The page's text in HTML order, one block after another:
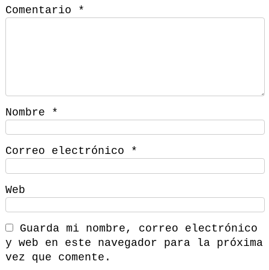
Comentario
*
Nombre *
Correo electrónico *
Web
Guarda mi nombre, correo electrónico
y web en este navegador para la próxima
vez que comente.